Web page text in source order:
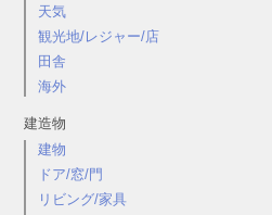
天気
観光地/レジャー/店
田舎
海外
建造物
建物
ドア/窓/門
リビング/家具